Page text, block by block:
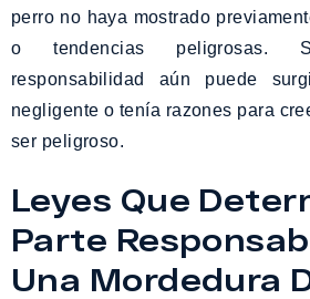
perro no haya mostrado
o tendencias peligrosas.
responsabilidad aún puede
negligente o tenía razones para
ser peligroso.
Leyes Que
Parte
Una Mordedura